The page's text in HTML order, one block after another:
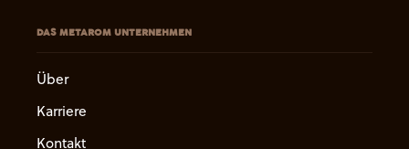
DAS METAROM UNTERNEHMEN
Über
Karriere
Kontakt